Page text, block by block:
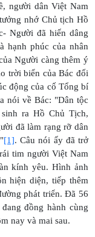
người dân Việt Nam
nhớ Chủ tịch Hồ
Người đã hiến dâng
hạnh phúc của nhân
Người càng thêm ý
trời biển của Bác đối
động của cố Tổng bí
nói về Bác: "Dân tộc
ra Hồ Chủ Tịch,
đã làm rạng rỡ dân
[1]. Câu nói ấy đã trở
tim người Việt Nam
kính yêu. Hình ảnh
hiện diện, tiếp thêm
phát triển. Đã 56
đồng hành cùng
nay và mai sau.